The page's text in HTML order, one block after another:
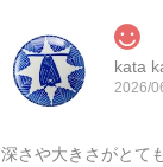
kata
2026/
深さや大きさがとて